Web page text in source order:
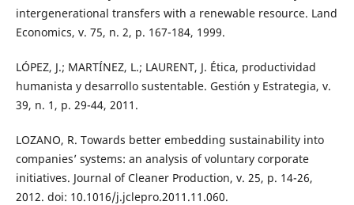
intergenerational transfers with a renewable resource. Land
Economics, v. 75, n. 2, p. 167-184, 1999.
LÓPEZ, J.; MARTÍNEZ, L.; LAURENT, J. Ética, productividad
humanista y desarrollo sustentable. Gestión y Estrategia, v.
39, n. 1, p. 29-44, 2011.
LOZANO, R. Towards better embedding sustainability into
companies’ systems: an analysis of voluntary corporate
initiatives. Journal of Cleaner Production, v. 25, p. 14-26,
2012. doi: 10.1016/j.jclepro.2011.11.060.